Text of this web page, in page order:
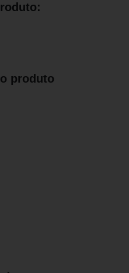
produto